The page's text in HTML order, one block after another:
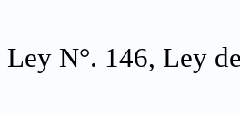
Ley N°. 146, Ley